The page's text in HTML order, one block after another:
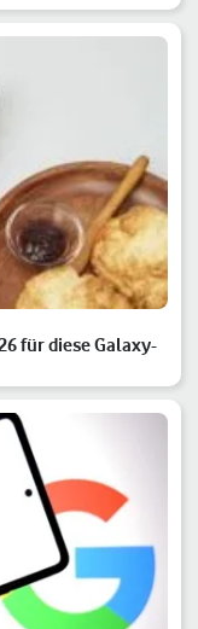
für diese Galaxy-